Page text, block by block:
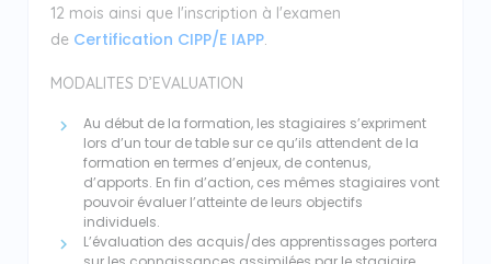
12 mois ainsi que l'inscription à l'examen
de Certification CIPP/E IAPP.
MODALITES D’EVALUATION
Au début de la formation, les stagiaires s’expriment
lors d’un tour de table sur ce qu’ils attendent de la
formation en termes d’enjeux, de contenus,
d’apports. En fin d’action, ces mêmes stagiaires vont
pouvoir évaluer l’atteinte de leurs objectifs
individuels.
L’évaluation des acquis/des apprentissages portera